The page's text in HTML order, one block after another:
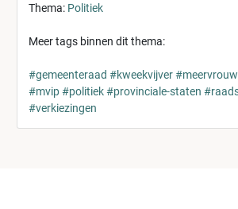
Thema: Politiek
Meer tags binnen dit thema:
#gemeenteraad #kweekvijver
#mvip#politiek#provinciale-staten
#verkiezingen